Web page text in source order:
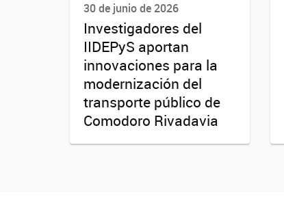
30 de junio de 2026
Investigadores del
IIDEPyS aportan
innovaciones para la
modernización del
transporte público de
Comodoro Rivadavia